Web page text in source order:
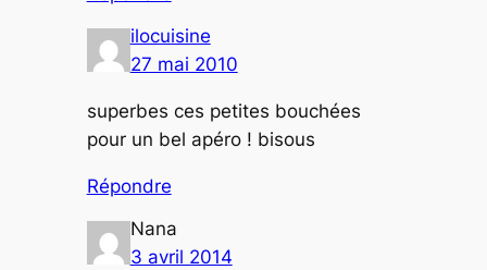
ilocuisine
27 mai 2010
superbes ces petites bouchées
pour un bel apéro ! bisous
Répondre
Nana
3 avril 2014